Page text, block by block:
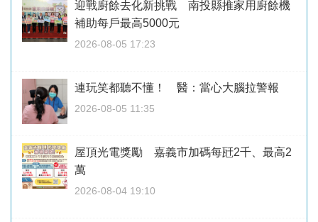
迎戰廚餘去化新挑戰 南投縣推家用廚餘機
補助每戶最高5000元
2026-08-05 17:23
連玩笑都聽不懂！ 醫：當心大腦拉警報
2026-08-05 11:35
屋頂光電獎勵 嘉義市加碼每瓩2千、最高2
萬
2026-08-04 19:10